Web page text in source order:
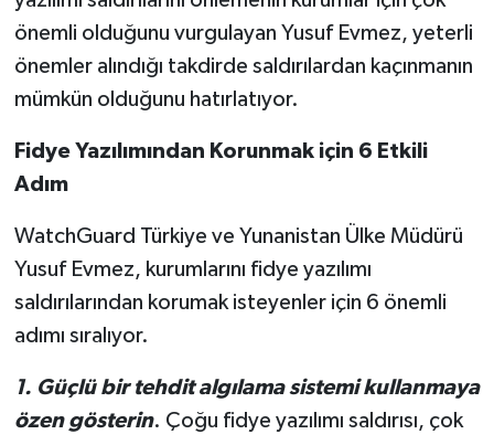
önemli olduğunu vurgulayan Yusuf Evmez, yeterli
önemler alındığı takdirde saldırılardan kaçınmanın
mümkün olduğunu hatırlatıyor.
Fidye Yazılımından Korunmak için 6 Etkili
Adım
WatchGuard Türkiye ve Yunanistan Ülke Müdürü
Yusuf Evmez, kurumlarını fidye yazılımı
saldırılarından korumak isteyenler için 6 önemli
adımı sıralıyor.
1. Güçlü bir tehdit algılama sistemi kullanmaya
özen gösterin. Çoğu fidye yazılımı saldırısı, çok